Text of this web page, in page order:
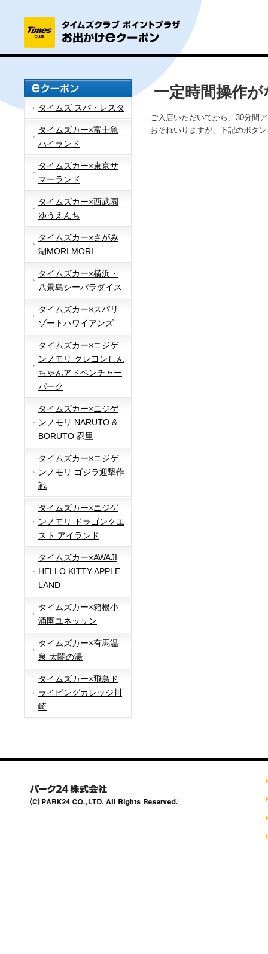
タイムズ スパ・レスタ
タイムズカー×富士急
ハイランド
タイムズカー×東京サ
マーランド
タイムズカー×西武園
ゆうえんち
タイムズカー×さがみ
湖MORI MORI
タイムズカー×横浜・
八景島シーパラダイス
タイムズカー×スパリ
ゾートハワイアンズ
タイムズカー×ニジゲ
ンノモリ クレヨンしん
ちゃんアドベンチャー
パーク
タイムズカー×ニジゲ
ンノモリ NARUTO &
BORUTO 忍里
タイムズカー×ニジゲ
ンノモリ ゴジラ迎撃作
戦
タイムズカー×ニジゲ
ンノモリ ドラゴンクエ
スト アイランド
タイムズカー×AWAJI
HELLO KITTY APPLE
LAND
タイムズカー×箱根小
涌園ユネッサン
タイムズカー×有馬温
泉 太閤の湯
タイムズカー×飛鳥ド
ライビングカレッジ川
崎
一定時間操作
ご入店いただいてから、30分間
おそれいりますが、下記のボタ